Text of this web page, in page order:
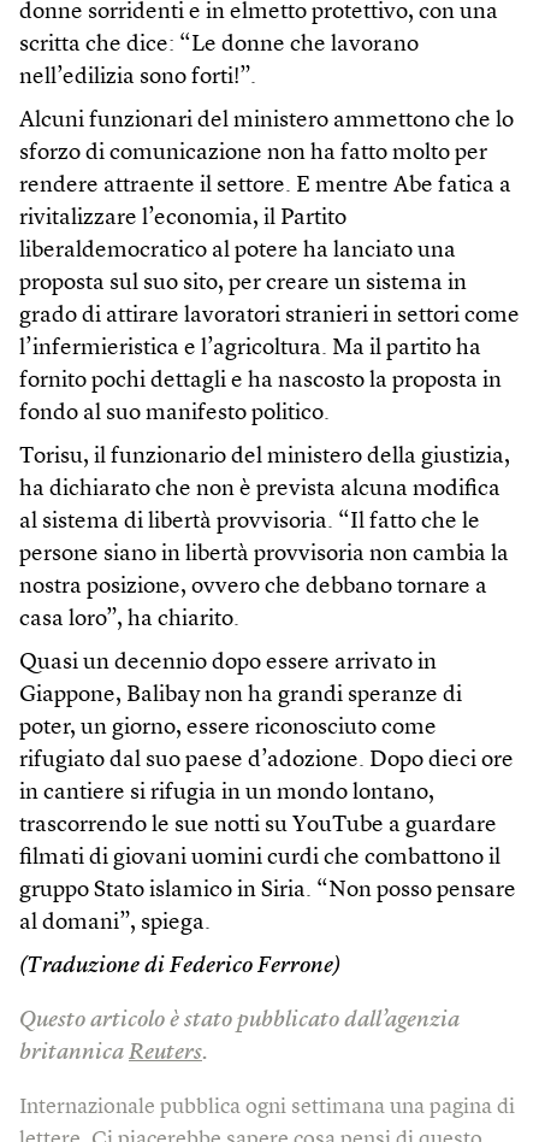
donne sorridenti e in elmetto protettivo, con una
scritta che dice: “Le donne che lavorano
nell’edilizia sono forti!”.
Alcuni funzionari del ministero ammettono che lo
sforzo di comunicazione non ha fatto molto per
rendere attraente il settore. E mentre Abe fatica a
rivitalizzare l’economia, il Partito
liberaldemocratico al potere ha lanciato una
proposta sul suo sito, per creare un sistema in
grado di attirare lavoratori stranieri in settori come
l’infermieristica e l’agricoltura. Ma il partito ha
fornito pochi dettagli e ha nascosto la proposta in
fondo al suo manifesto politico.
Torisu, il funzionario del ministero della giustizia,
ha dichiarato che non è prevista alcuna modifica
al sistema di libertà provvisoria. “Il fatto che le
persone siano in libertà provvisoria non cambia la
nostra posizione, ovvero che debbano tornare a
casa loro”, ha chiarito.
Quasi un decennio dopo essere arrivato in
Giappone, Balibay non ha grandi speranze di
poter, un giorno, essere riconosciuto come
rifugiato dal suo paese d’adozione. Dopo dieci ore
in cantiere si rifugia in un mondo lontano,
trascorrendo le sue notti su YouTube a guardare
filmati di giovani uomini curdi che combattono il
gruppo Stato islamico in Siria. “Non posso pensare
al domani”, spiega.
(Traduzione di Federico Ferrone)
Questo articolo è stato pubblicato dall’agenzia
britannica Reuters.
Internazionale pubblica ogni settimana una pagina di